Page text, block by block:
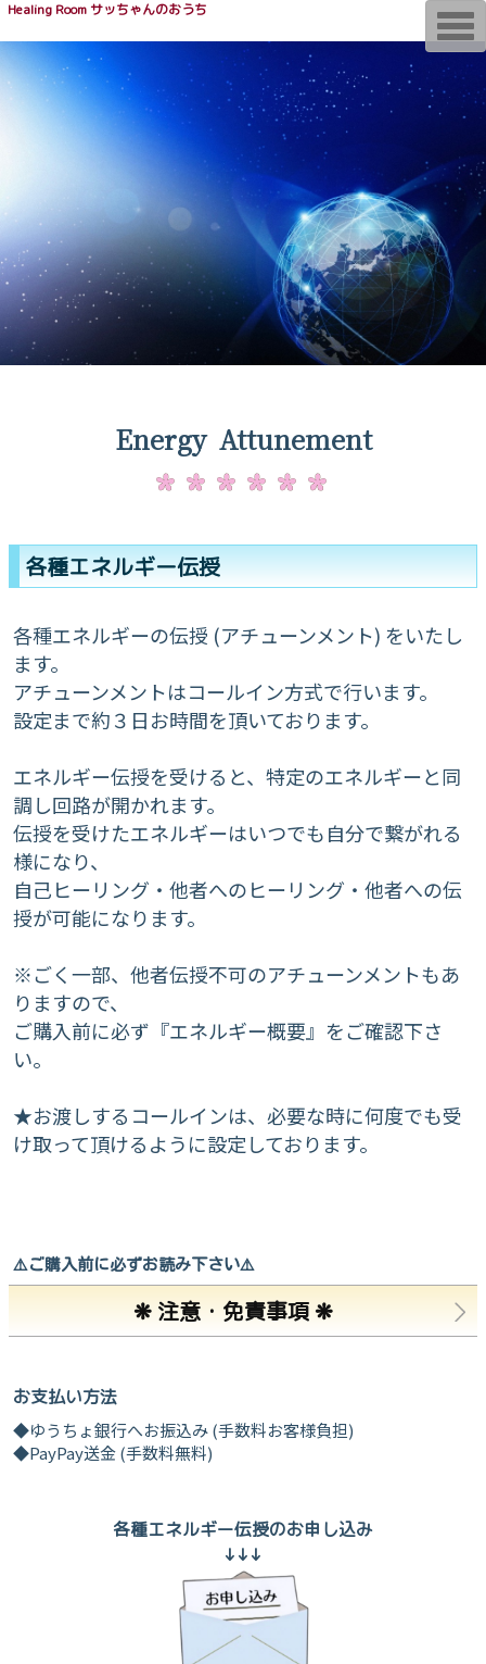
Healing Room サッちゃんのおうち
Energy Attunement
各種エネルギー伝授
各種エネルギーの伝授 (アチューンメント) をいたし
ます。
アチューンメントはコールイン方式で行います。
設定まで約３日お時間を頂いております。
エネルギー伝授を受けると、特定のエネルギーと同
調し回路が開かれます。
伝授を受けたエネルギーはいつでも自分で繋がれる
様になり、
自己ヒーリング・他者へのヒーリング・他者への伝
授が可能になります。
※ごく一部、他者伝授不可のアチューンメントもあ
りますので、
ご購入前に必ず『エネルギー概要』をご確認下さ
い。
★お渡しするコールインは、必要な時に何度でも受
け取って頂けるように設定しております。
⚠️ご購入前に必ずお読み下さい⚠️
❋ 注意・免責事項 ❋
お支払い方法
◆ゆうちょ銀行へお振込み (手数料お客様負担)
◆PayPay送金 (手数料無料)
各種エネルギー伝授のお申し込み
↓↓↓
T
o
g
g
t